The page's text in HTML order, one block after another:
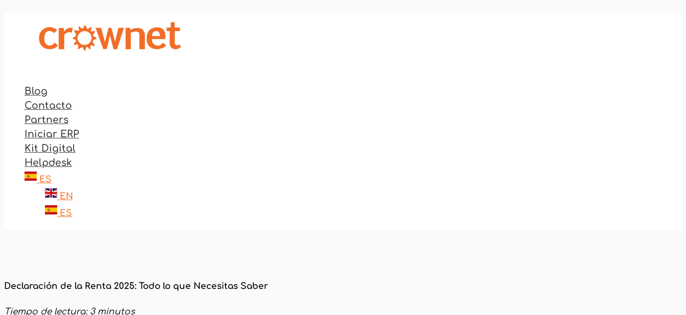
contenido
Blog
Contacto
Partners
Iniciar ERP
Kit Digital
Helpdesk
ES
EN
ES
Declaración de la Renta 2025: Todo lo que Necesitas Saber
Tiempo de lectura: 3 minutos